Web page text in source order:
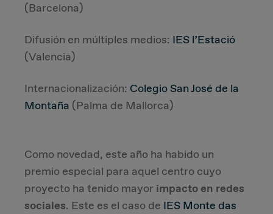
(Barcelona)
Difusión en múltiples medios: IES l’Estació
(Valencia)
Internacionalización: Colegio San José de la
Montaña (Palma de Mallorca)
Como novedad, este año ha habido un
premio especial para aquel centro cuyo
proyecto ha tenido mayor impacto en redes
sociales. Este es el caso de IES Monte das